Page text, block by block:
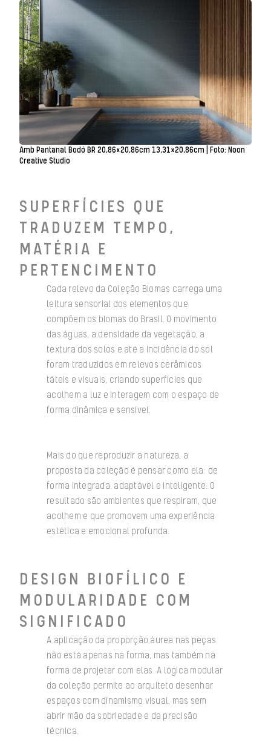
Amb Pantanal Bodó BR 20,86×20,86cm 13,31×20,86cm | Foto: Noon
Creative Studio
SUPERFÍCIES QUE
TRADUZEM TEMPO,
MATÉRIA E
PERTENCIMENTO
Cada relevo da Coleção Biomas carrega uma
leitura sensorial dos elementos que
compõem os biomas do Brasil. O movimento
das águas, a densidade da vegetação, a
textura dos solos e até a incidência do sol
foram traduzidos em relevos cerâmicos
táteis e visuais, criando superfícies que
acolhem a luz e interagem com o espaço de
forma dinâmica e sensível.
Mais do que reproduzir a natureza, a
proposta da coleção é pensar como ela: de
forma integrada, adaptável e inteligente. O
resultado são ambientes que respiram, que
acolhem e que promovem uma experiência
estética e emocional profunda.
DESIGN BIOFÍLICO E
MODULARIDADE COM
SIGNIFICADO
A aplicação da proporção áurea nas peças
não está apenas na forma, mas também na
forma de projetar com elas. A lógica modular
da coleção permite ao arquiteto desenhar
espaços com dinamismo visual, mas sem
abrir mão da sobriedade e da precisão
técnica.